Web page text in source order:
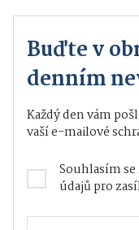
Buďte v
denním
Každý den vám
vaší e-mailové
Souhlasím se
údajůpro